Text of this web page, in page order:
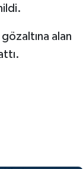
alan